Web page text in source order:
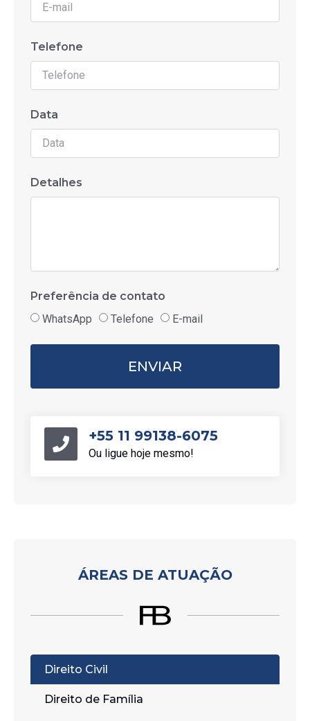
Telefone
Data
Detalhes
Preferência de contato
WhatsApp
Telefone E-mail
ENVIAR
+55 11 99138-6075
Ou ligue hoje mesmo!
ÁREAS DE ATUAÇÃO
Direito Civil
Direito de Família